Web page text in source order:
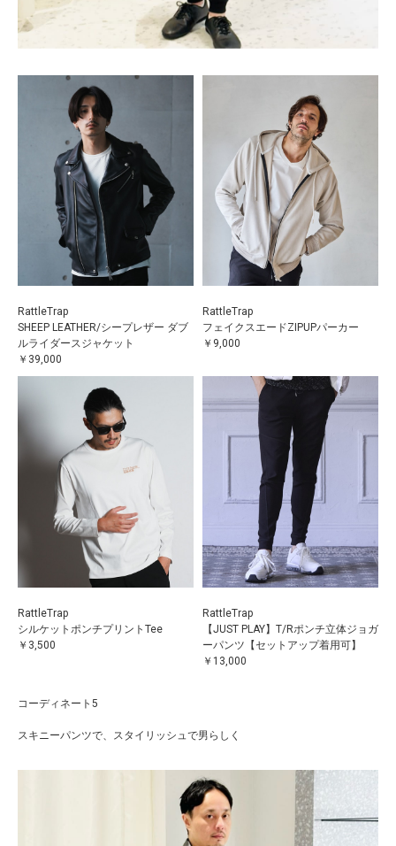
RattleTrap
SHEEP LEATHER/シープレザー ダブ
ルライダースジャケット
￥39,000
RattleTrap
フェイクスエードZIPUPパーカー
￥9,000
RattleTrap
シルケットポンチプリントTee
￥3,500
RattleTrap
【JUST PLAY】T/Rポンチ立体ジョガ
ーパンツ【セットアップ着用可】
￥13,000
コーディネート5
スキニーパンツで、スタイリッシュで男らしく